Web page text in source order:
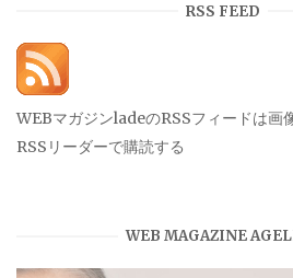
RSS FEED
WEBマガジンladeのRSSフィードは画
RSSリーダーで購読する
WEB MAGAZINE